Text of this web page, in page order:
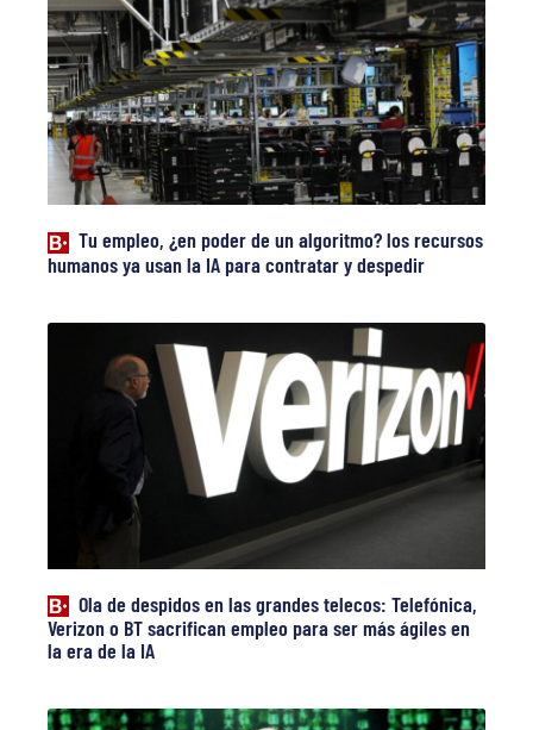
Tu empleo, ¿en poder de un algoritmo? los recursos
humanos ya usan la IA para contratar y despedir
Ola de despidos en las grandes telecos: Telefónica,
Verizon o BT sacrifican empleo para ser más ágiles en
la era de la IA